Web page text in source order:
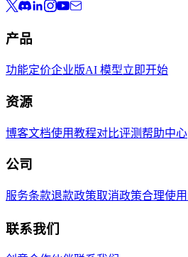
产品
功能定价企业版AI 模型立即开始
资源
博客文档使用教程对比评测帮助中心
公司
服务条款退款政策取消政策合理使用
联系我们